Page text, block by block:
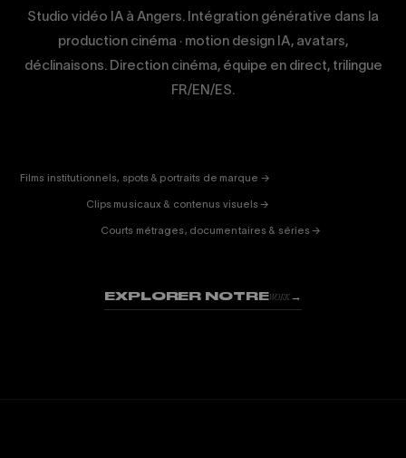
Studio vidéo IA à Angers. Intégration générative dans la
production cinéma · motion design IA, avatars,
déclinaisons. Direction cinéma, équipe en direct, trilingue
FR/EN/ES.
Films institutionnels, spots & portraits de marque →
Clips musicaux & contenus visuels →
FICTION
& DOC
Courts métrages, documentaires & séries →
EXPLORER NOTREWORK→